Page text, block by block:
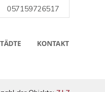
057159726517
KONTAKT